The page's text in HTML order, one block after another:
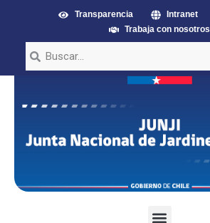
Transparencia Intranet
Trabaja con nosotros